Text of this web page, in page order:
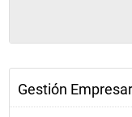
Gestión